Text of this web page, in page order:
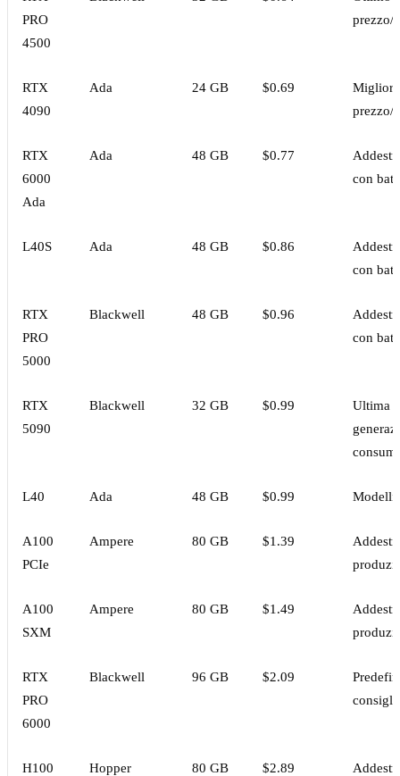
PRO
4500
prezzo/
RTX
4090
Ada 24 GB $0.69
Miglior
prezzo/
RTX
6000
Ada
Ada 48 GB $0.77
con
L40S Ada 48 GB $0.86
con
RTX
PRO
5000
Blackwell 48 GB $0.96
con
RTX
5090
Blackwell 32 GB $0.99
Ultima
L40 Ada 48 GB $0.99 Modelli
A100
PCIe
Ampere 80 GB $1.39
A100
SXM
Ampere 80 GB $1.49
RTX
PRO
6000
Blackwell 96 GB $2.09
H100 Hopper 80 GB $2.89